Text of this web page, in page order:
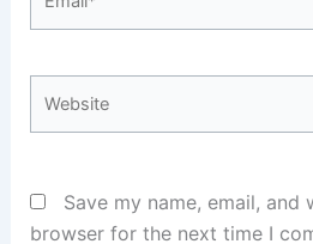
Save my name, email, and
browser for the next time I